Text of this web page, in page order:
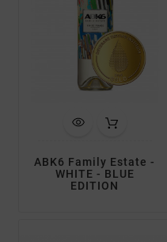
ABK6 Family Estate -
WHITE - BLUE
EDITION